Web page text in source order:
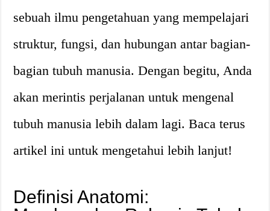
sebuah ilmu pengetahuan yang mempelajari
struktur, fungsi, dan hubungan antar bagian-
bagian tubuh manusia. Dengan begitu, Anda
akan merintis perjalanan untuk mengenal
tubuh manusia lebih dalam lagi. Baca terus
artikel ini untuk mengetahui lebih lanjut!
Definisi Anatomi: